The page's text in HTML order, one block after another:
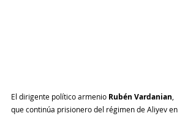
El dirigente político armenio Rubén Vardanian,
que continúa prisionero del régimen de Aliyev en